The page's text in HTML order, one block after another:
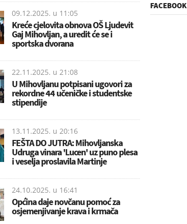
09.12.2025. u 11:05
Kreće cjelovita obnova OŠ Ljudevit
Gaj Mihovljan, a uredit će se i
sportska dvorana
22.11.2025. u 21:08
U Mihovljanu potpisani ugovori za
rekordne 44 učeničke i studentske
stipendije
13.11.2025. u 20:16
FEŠTA DO JUTRA: Mihovljanska
Udruga vinara 'Lucen' uz puno plesa
i veselja proslavila Martinje
24.10.2025. u 16:41
Općina daje novčanu pomoć za
osjemenjivanje krava i krmača
FACEBOOK